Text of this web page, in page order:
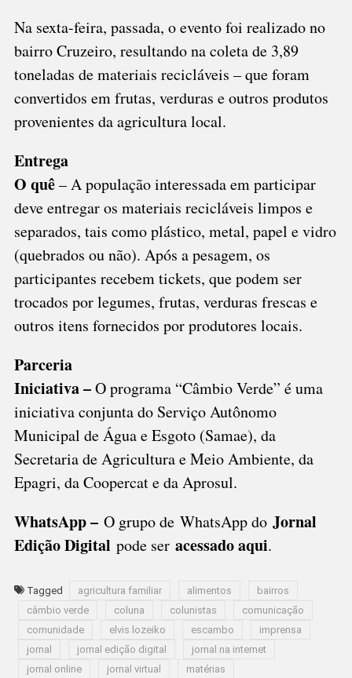
Na sexta-feira, passada, o evento foi realizado no
bairro Cruzeiro, resultando na coleta de 3,89
toneladas de materiais recicláveis – que foram
convertidos em frutas, verduras e outros produtos
provenientes da agricultura local.
Entrega
O quê– A população interessada em participar
deve entregar os materiais recicláveis limpos e
separados, tais como plástico, metal, papel e vidro
(quebrados ou não). Após a pesagem, os
participantes recebem tickets, que podem ser
trocados por legumes, frutas, verduras frescas e
outros itens fornecidos por produtores locais.
Parceria
Iniciativa –O programa “Câmbio Verde” é uma
iniciativa conjunta do Serviço Autônomo
Municipal de Água e Esgoto (Samae), da
Secretaria de Agricultura e Meio Ambiente, da
Epagri, da Coopercat e da Aprosul.
WhatsApp – O grupo de WhatsApp doJornal
Edição Digital pode ser acessado aqui.
Tagged agricultura familiar alimentos
bairros
câmbio verde
coluna colunistas
comunicação
comunidade
elvis lozeiko escambo
imprensa
jornal
jornal edição digital
jornal na internet
jornal online
jornal virtual matérias